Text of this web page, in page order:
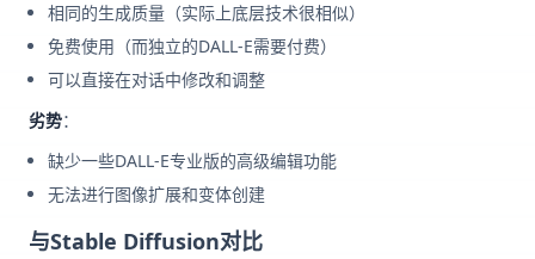
相同的生成质量（实际上底层技术很相似）
免费使用（而独立的DALL-E需要付费）
可以直接在对话中修改和调整
劣势：
缺少一些DALL-E专业版的高级编辑功能
无法进行图像扩展和变体创建
与Stable Diffusion对比